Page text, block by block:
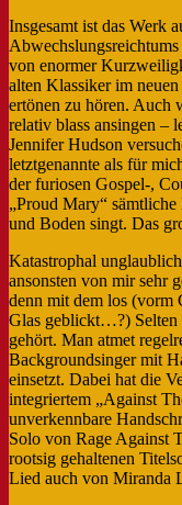
Insgesamt ist das Werk
von enormer
alten Klassiker im
ertönen zu hören. Auch
relativ blass ansingen –
Jennifer Hudson
letztgenannte als für
der furiosen Gospel-,
„Proud Mary“
und Boden singt. Das
Katastrophal
ansonsten von mir sehr
denn mit dem los (vorm
Glas geblickt…?) Selten
gehört. Man atmet
Backgroundsinger mit
einsetzt. Dabei hat die
integriertem „Against
unverkennbare
Solo von Rage Against
rootsig gehaltenen
Lied auch von Miranda